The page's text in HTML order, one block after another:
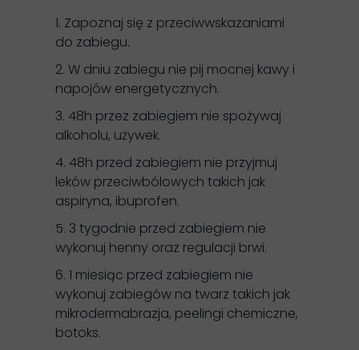
1. Zapoznaj się z przeciwwskazaniami
do zabiegu.
2. W dniu zabiegu nie pij mocnej kawy i
napojów energetycznych.
3. 48h przez zabiegiem nie spożywaj
alkoholu, używek.
4. 48h przed zabiegiem nie przyjmuj
leków przeciwbólowych takich jak
aspiryna, ibuprofen.
5. 3 tygodnie przed zabiegiem nie
wykonuj henny oraz regulacji brwi.
6. 1 miesiąc przed zabiegiem nie
wykonuj zabiegów na twarz takich jak
mikrodermabrazja, peelingi chemiczne,
botoks.